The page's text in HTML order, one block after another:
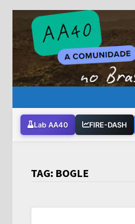
content
Lab AA40 FIRE-DASH
TAG: BOGLE